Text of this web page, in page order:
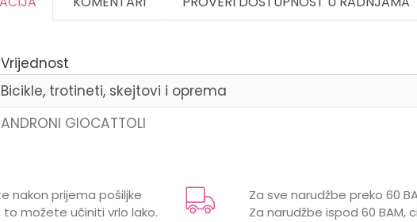
Vrijednost
Bicikle, trotineti, skejtovi i oprema
ANDRONI GIOCATTOLI
nakon prijema pošiljke
možete učiniti vrlo lako.
Za sve narudžbe preko 60
Za narudžbe ispod 60 BAM,